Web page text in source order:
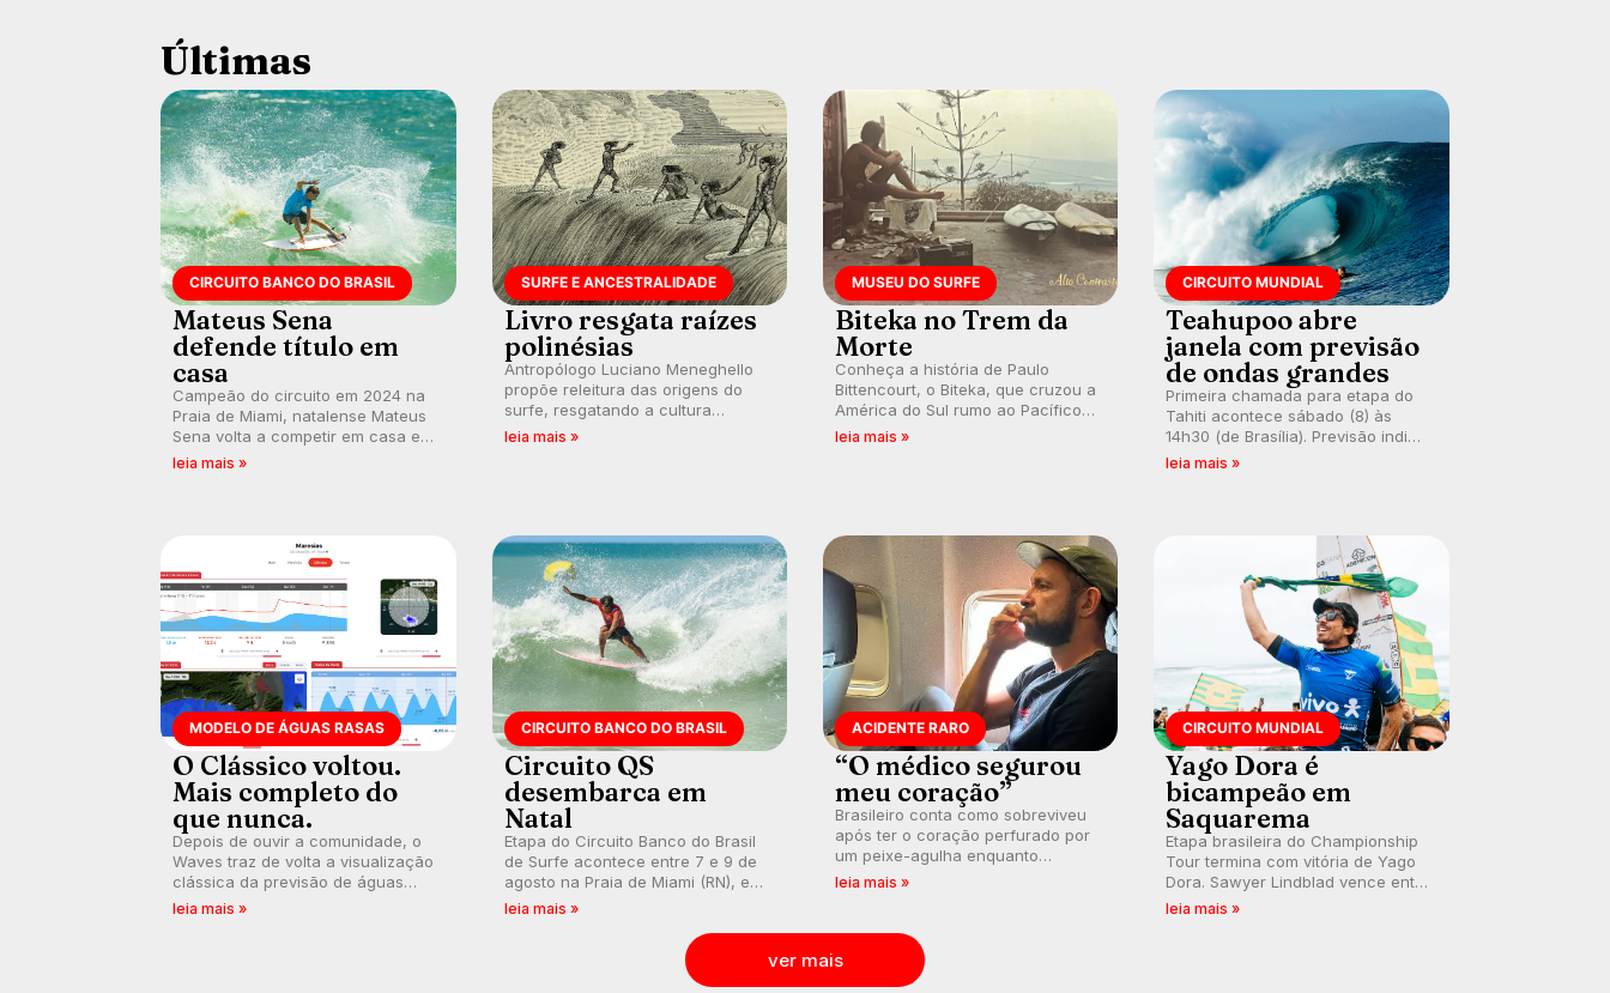
Últimas
CIRCUITO BANCO DO BRASIL
Mateus Sena
defende título em
casa
Campeão do circuito em 2024 na
Praia de Miami, natalense Mateus
Sena volta a competir em casa em
busca de manter a hegemonia
leia mais »
SURFE E ANCESTRALIDADE
Livro resgata raízes
polinésias
Antropólogo Luciano Meneghello
propõe releitura das origens do
surfe, resgatando a cultura
polinésia e questionando a visão
leia mais »
MUSEU DO SURFE
Biteka no Trem da
Morte
Conheça a história de Paulo
Bittencourt, o Biteka, que cruzou a
América do Sul rumo ao Pacífico
em uma jornada que se tornou um
leia mais »
CIRCUITO MUNDIAL
Teahupoo abre
janela com previsão
de ondas grandes
Primeira chamada para etapa do
Tahiti acontece sábado (8) às
14h30 (de Brasília). Previsão indica
swell consistente. Medina
leia mais »
MODELO DE ÁGUAS RASAS
O Clássico voltou.
Mais completo do
que nunca.
Depois de ouvir a comunidade, o
Waves traz de volta a visualização
clássica da previsão de águas
rasas, agora integrada à nova
leia mais »
CIRCUITO BANCO DO BRASIL
Circuito QS
desembarca em
Natal
Etapa do Circuito Banco do Brasil
de Surfe acontece entre 7 e 9 de
agosto na Praia de Miami (RN), em
disputas válidas pelo Qualifying
por vagas no Challenger Series.
leia mais »
ACIDENTE RARO
“O médico segurou
meu coração”
Brasileiro conta como sobreviveu
após ter o coração perfurado por
um peixe-agulha enquanto
surfava na Costa Rica.
leia mais »
CIRCUITO MUNDIAL
Yago Dora é
bicampeão em
Saquarema
Etapa brasileira do Championship
Tour termina com vitória de Yago
Dora. Sawyer Lindblad vence entre
as mulheres e Leonardo Fioravanti
leia mais »
ver mais